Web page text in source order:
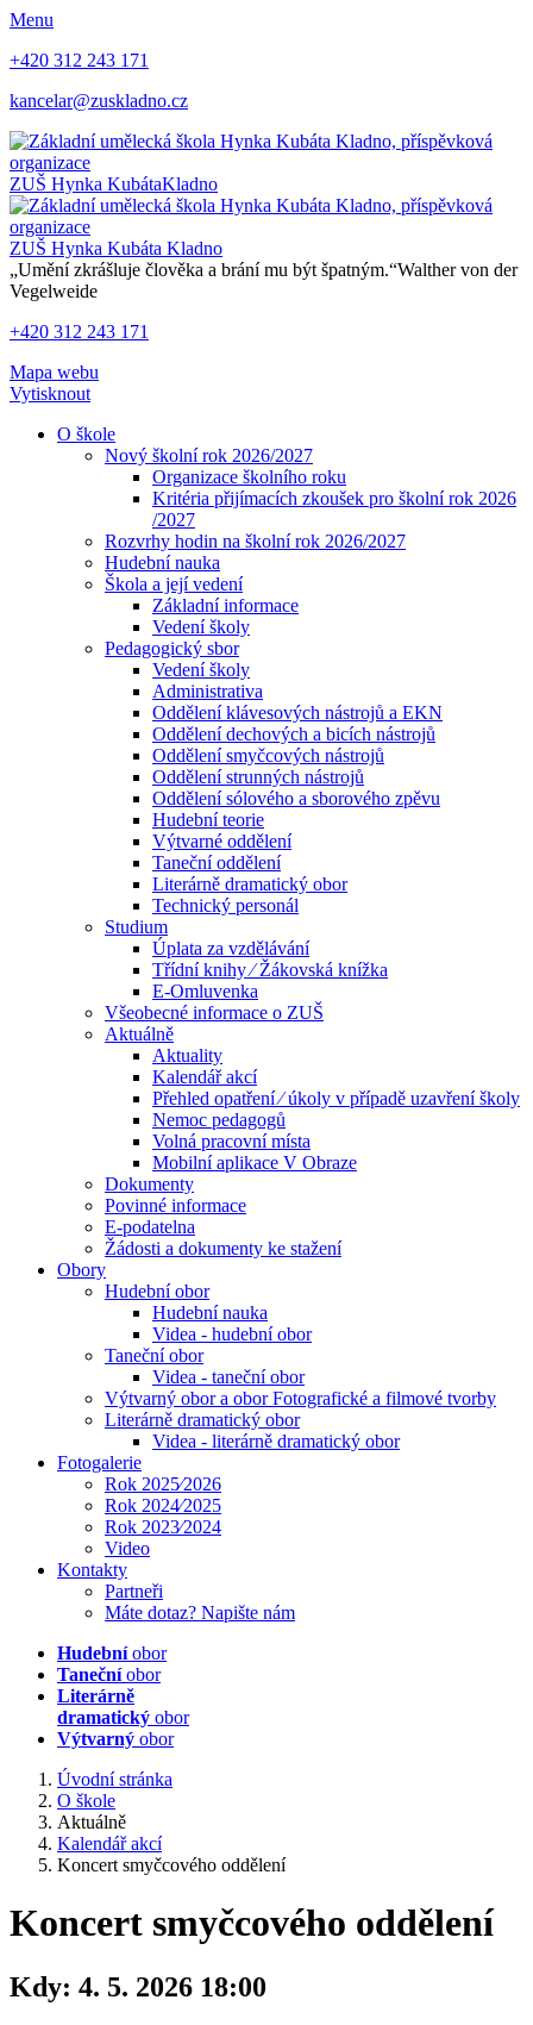
Menu
+420 312 243 171
kancelar@zuskladno.cz
ZUŠ Hynka KubátaKladno
ZUŠ Hynka Kubáta Kladno
„Umění zkrášluje člověka a brání mu být špatným.“Walther von der
Vegelweide
+420 312 243 171
Mapa webu
Vytisknout
O škole
Nový školní rok 2026/2027
Organizace školního roku
Kritéria přijímacích zkoušek pro školní rok 2026
/2027
Rozvrhy hodin na školní rok 2026/2027
Hudební nauka
Škola a její vedení
Základní informace
Vedení školy
Pedagogický sbor
Vedení školy
Administrativa
Oddělení klávesových nástrojů a EKN
Oddělení dechových a bicích nástrojů
Oddělení smyčcových nástrojů
Oddělení strunných nástrojů
Oddělení sólového a sborového zpěvu
Hudební teorie
Výtvarné oddělení
Taneční oddělení
Literárně dramatický obor
Technický personál
Studium
Úplata za vzdělávání
Třídní knihy ⁄ Žákovská knížka
E-Omluvenka
Všeobecné informace o ZUŠ
Aktuálně
Aktuality
Kalendář akcí
Přehled opatření ⁄ úkoly v případě uzavření školy
Nemoc pedagogů
Volná pracovní místa
Mobilní aplikace V Obraze
Dokumenty
Povinné informace
E-podatelna
Žádosti a dokumenty ke stažení
Obory
Hudební obor
Hudební nauka
Videa - hudební obor
Taneční obor
Videa - taneční obor
Výtvarný obor a obor Fotografické a filmové tvorby
Literárně dramatický obor
Videa - literárně dramatický obor
Fotogalerie
Rok 2025⁄2026
Rok 2024⁄2025
Rok 2023⁄2024
Video
Kontakty
Partneři
Máte dotaz? Napište nám
Hudebníobor
Tanečníobor
Literárně
dramatický obor
Výtvarný obor
Úvodní stránka
O škole
Aktuálně
Kalendář akcí
Koncert smyčcového oddělení
Koncert smyčcového oddělení
Kdy: 4. 5. 2026 18:00